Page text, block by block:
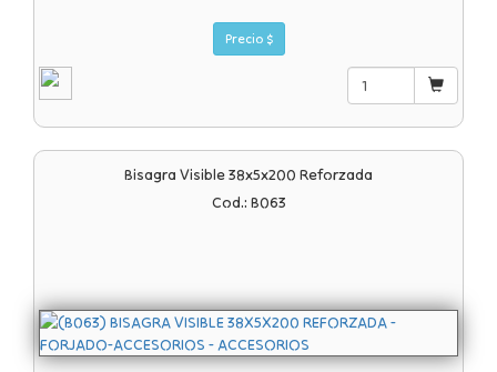
Precio $
Bisagra Visible 38x5x200 Reforzada
Cod.: B063